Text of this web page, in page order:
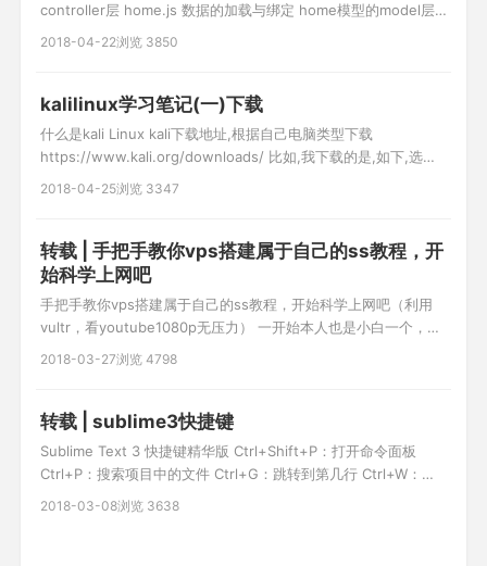
controller层 home.js 数据的加载与绑定 home模型的model层
class Home{ //构造函数 constructor(){ }
2018-04-22浏览 3850
kalilinux学习笔记(一)下载
什么是kali Linux kali下载地址,根据自己电脑类型下载
https://www.kali.org/downloads/ 比如,我下载的是,如下,选择
Torrent可使用迅雷等工具下载,速度相当快 下载虚拟机,在虚拟机
2018-04-25浏览 3347
转载 | 手把手教你vps搭建属于自己的ss教程，开
始科学上网吧
手把手教你vps搭建属于自己的ss教程，开始科学上网吧（利用
vultr，看youtube1080p无压力） ​​一开始本人也是小白一个，但
是之前用过各种fq方法，都不是很理想，前些天终于开始搭建自
ssh putty无法连接 现象，可
2018-03-27浏览 4798
转载 | sublime3快捷键
Sublime Text 3 快捷键精华版 Ctrl+Shift+P：打开命令面板
Ctrl+P：搜索项目中的文件 Ctrl+G：跳转到第几行 Ctrl+W：关
闭当前打开文件 Ctrl+Shift+W：关闭所有打开文件
2018-03-08浏览 3638